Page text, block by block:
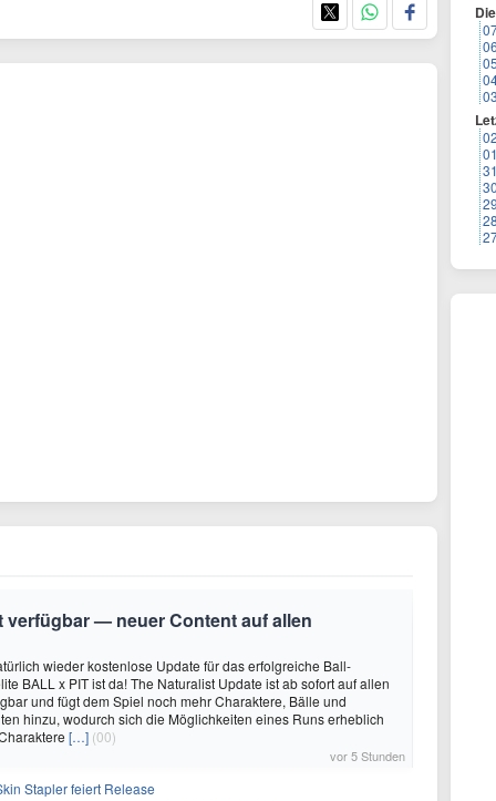
verfügbar — neuer Content auf allen
wieder kostenlose Update für das erfolgreiche Ball-
BALL x PIT ist da! The Naturalist Update ist ab sofort auf allen
und fügt dem Spiel noch mehr Charaktere, Bälle und
hinzu, wodurch sich die Möglichkeiten eines Runs erheblich
[…] (00)
vor 5 Stunden
Stapler feiert Release